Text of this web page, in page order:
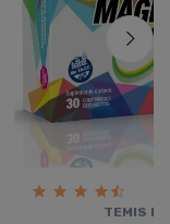
TEMIS